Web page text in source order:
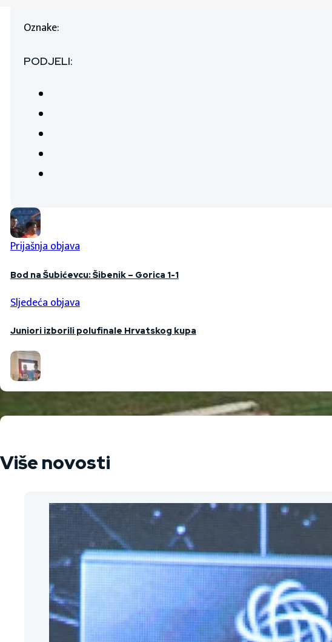
Oznake:
PODJELI:
Prijašnja objava
Bod na Šubićevcu: Šibenik – Gorica 1-1
Sljedeća objava
Juniori izborili polufinale Hrvatskog kupa
Više novosti